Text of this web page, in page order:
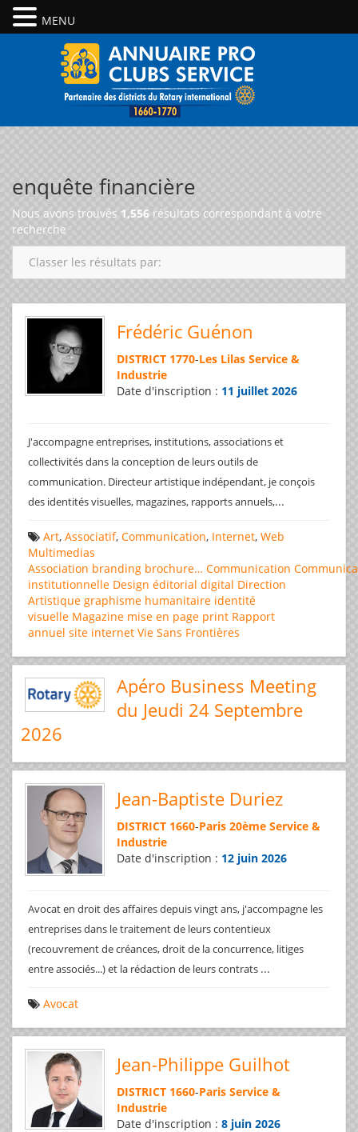
enquête financière
Nous avons trouvés 1,556 résultats correspondant à votre
recherche
Classer les résultats par:
Frédéric Guénon
DISTRICT 1770-Les Lilas Service &
Industrie
Date d'inscription : 11 juillet 2026
J'accompagne entreprises, institutions, associations et
collectivités dans la conception de leurs outils de
communication. Directeur artistique indépendant, je conçois
des identités visuelles, magazines, rapports annuels,...
Art, Associatif, Communication, Internet, Web
Multimedias
Association branding brochure… Communication
institutionnelle Design éditorial digital Direction
Artistique graphisme humanitaire identité
visuelle Magazine mise en page print Rapport
annuel site internet Vie Sans Frontières
Apéro Business Meeting
du Jeudi 24 Septembre
2026
Jean-Baptiste Duriez
DISTRICT 1660-Paris 20ème Service &
Industrie
Date d'inscription : 12 juin 2026
Avocat en droit des affaires depuis vingt ans, j'accompagne les
entreprises dans le traitement de leurs contentieux
(recouvrement de créances, droit de la concurrence, litiges
entre associés...) et la rédaction de leurs contrats ...
Avocat
Jean-Philippe Guilhot
DISTRICT 1660-Paris Service &
Industrie
Date d'inscription : 8 juin 2026
MENU